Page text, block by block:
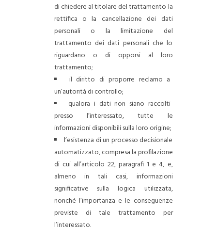
di chiedere al titolare del trattamento la
rettifica o la cancellazione dei dati
personali o la limitazione del
trattamento dei dati personali che lo
riguardano o di opporsi al loro
trattamento;
il diritto di proporre reclamo a
un’autorità di controllo;
qualora i dati non siano raccolti
presso l’interessato, tutte le
informazioni disponibili sulla loro origine;
l’esistenza di un processo decisionale
automatizzato, compresa la profilazione
di cui all’articolo 22, paragrafi 1 e 4, e,
almeno in tali casi, informazioni
significative sulla logica utilizzata,
nonché l’importanza e le conseguenze
previste di tale trattamento per
l’interessato.